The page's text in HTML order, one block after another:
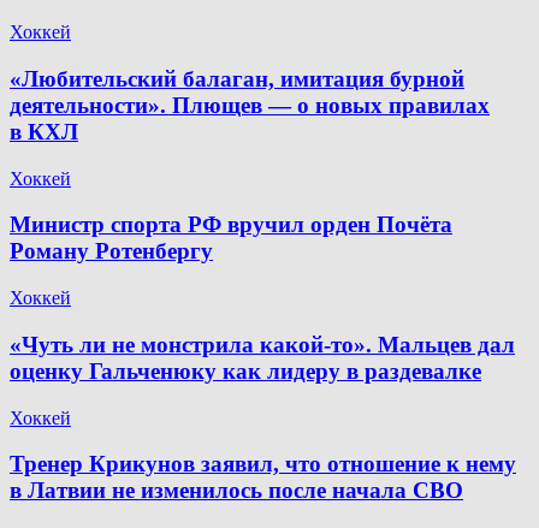
Хоккей
«Любительский балаган, имитация бурной
деятельности». Плющев — о новых правилах
в КХЛ
Хоккей
Министр спорта РФ вручил орден Почёта
Роману Ротенбергу
Хоккей
«Чуть ли не монстрила какой-то». Мальцев дал
оценку Гальченюку как лидеру в раздевалке
Хоккей
Тренер Крикунов заявил, что отношение к нему
в Латвии не изменилось после начала СВО